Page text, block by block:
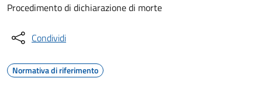
Procedimento di dichiarazione di morte
Condividi
Normativa di riferimento